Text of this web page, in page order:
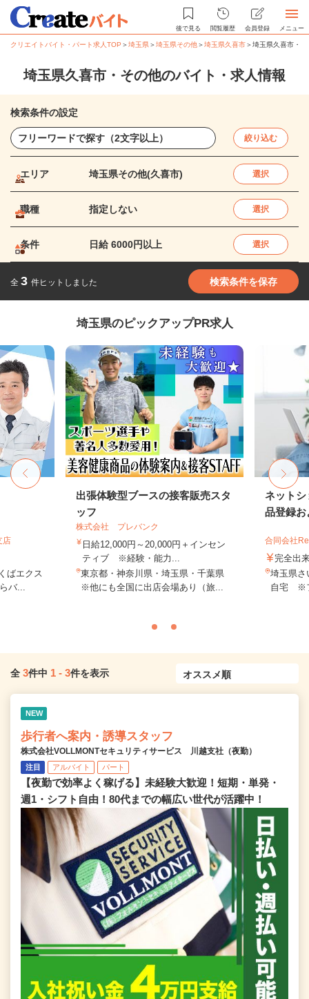
後で見る 閲覧履歴 会員登録 メニュー
クリエイトバイト・パート求人TOP ＞埼玉県＞埼玉県その他＞埼玉県久喜市＞埼玉県久喜市・
埼玉県久喜市・その他のバイト・求人情報
検索条件の設定
絞り込む
エリア 埼玉県その他(久喜市) 選択
職種 指定しない 選択
条件 日給 6000円以上 選択
全 3 件ヒットしました 検索条件を保存
埼玉県のピックアップPR求人
店
ばエクス
バ...
出張体験型ブースの接客販売スタ
ッフ
株式会社 プレバンク
日給12,000円～20,000円＋インセン
ティブ ※経験・能力...
東京都・神奈川県・埼玉県・千葉県
※他にも全国に出店会場あり（旅...
ネットシ
品登録お
合同会社
完全出
埼玉県さ
自宅 ※
全 3件中 1 - 3件を表示
NEW
歩行者へ案内・誘導スタッフ
株式会社VOLLMONTセキュリティサービス 川越支社（夜勤）
注目 アルバイト パート
【夜勤で効率よく稼げる】未経験大歓迎！短期・単発・
週1・シフト自由！80代までの幅広い世代が活躍中！